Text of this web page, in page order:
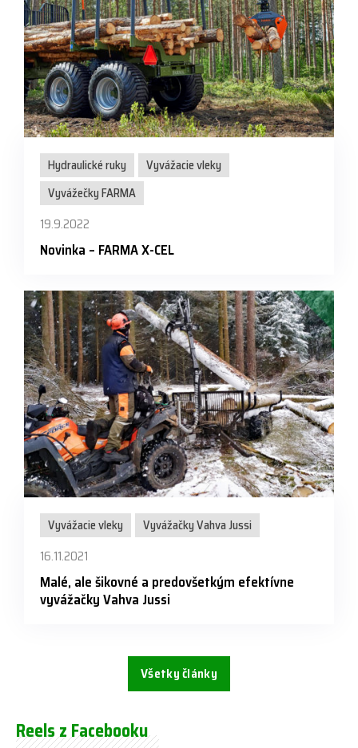
Hydraulické ruky
Vyvážacie vleky
Vyvážečky FARMA
19.9.2022
Novinka – FARMA X-CEL
Vyvážacie vleky
Vyvážačky Vahva Jussi
16.11.2021
Malé, ale šikovné a predovšetkým efektívne
vyvážačky Vahva Jussi
Všetky články
Reels z Facebooku